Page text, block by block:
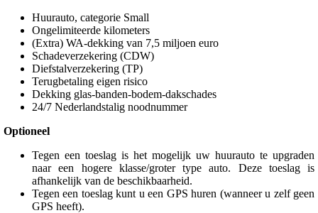
Huurauto, categorie Small
Ongelimiteerde kilometers
(Extra) WA-dekking van 7,5 miljoen euro
Schadeverzekering (CDW)
Diefstalverzekering (TP)
Terugbetaling eigen risico
Dekking glas-banden-bodem-dakschades
24/7 Nederlandstalig noodnummer
Optioneel
Tegen een toeslag is het mogelijk uw huurauto te upgraden
naar een hogere klasse/groter type auto. Deze toeslag is
afhankelijk van de beschikbaarheid.
Tegen een toeslag kunt u een GPS huren (wanneer u zelf geen
GPS heeft).